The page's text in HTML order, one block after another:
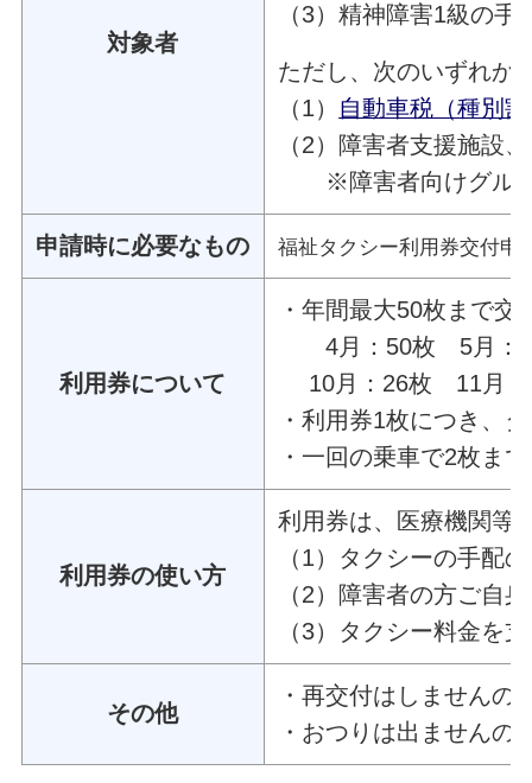
対象者
（3）精神障害1級の手
ただし、次のいずれか
（1） 自動車税（種別
（2）障害者支援施
※障害者向けグルー
申請時に必要なもの 福祉タクシー利用券交付申
利用券について
・年間最大50枚まで
4月：50枚 5月：
10月：26枚 11月
・利用券1枚につき、
・一回の乗車で2枚ま
利用券の使い方
利用券は、医療機関等
（1）タクシーの手配
（2）障害者の方ご自
（3）タクシー料金を
その他
・再交付はしませんの
・おつりは出ませんの